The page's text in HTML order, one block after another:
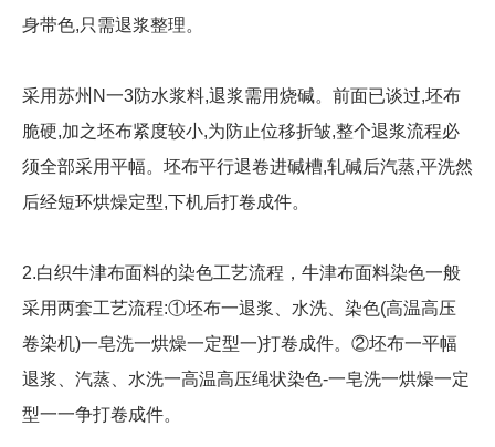
身带色,只需退浆整理。
采用苏州N一3防水浆料,退浆需用烧碱。前面已谈过,坯布
脆硬,加之坯布紧度较小,为防止位移折皱,整个退浆流程必
须全部采用平幅。坯布平行退卷进碱槽,轧碱后汽蒸,平洗然
后经短环烘燥定型,下机后打卷成件。
2.白织牛津布面料的染色工艺流程，牛津布面料染色一般
采用两套工艺流程:①坯布一退浆、水洗、染色(高温高压
卷染机)一皂洗一烘燥一定型一)打卷成件。②坯布一平幅
退浆、汽蒸、水洗一高温高压绳状染色-一皂洗一烘燥一定
型一一争打卷成件。